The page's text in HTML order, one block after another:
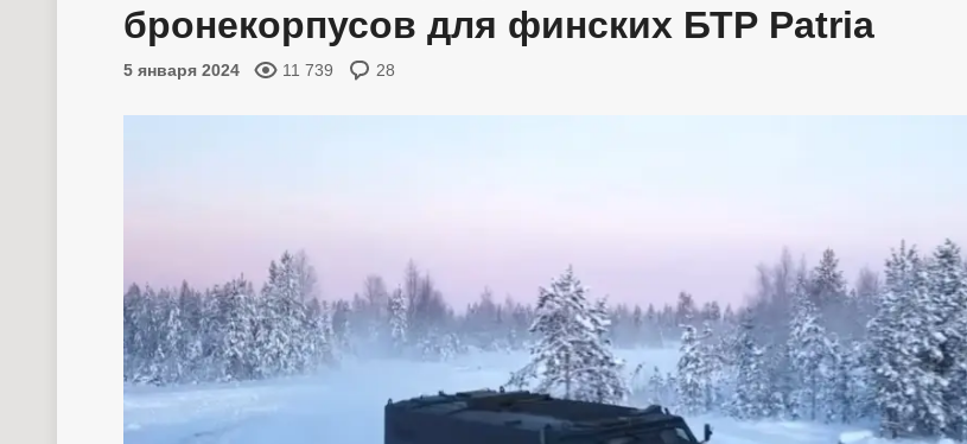
бронекорпусов для финских БТР Patria
5 января 2024 11 739 28